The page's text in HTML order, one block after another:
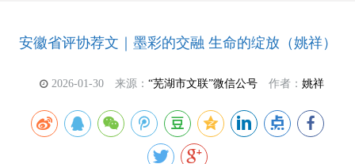
安徽省评协荐文｜墨彩的交融 生命的绽放（姚祥）
2026-01-30 来源： “芜湖市文联”微信公号 作者： 姚祥